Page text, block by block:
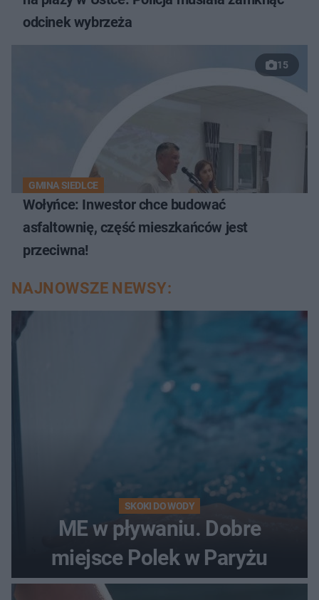
odcinek wybrzeża
15
GMINA SIEDLCE
Wołyńce: Inwestor chce budować
asfaltownię, część mieszkańców jest
przeciwna!
NAJNOWSZE NEWSY:
SKOKI DO WODY
ME w pływaniu. Dobre
miejsce Polek w Paryżu